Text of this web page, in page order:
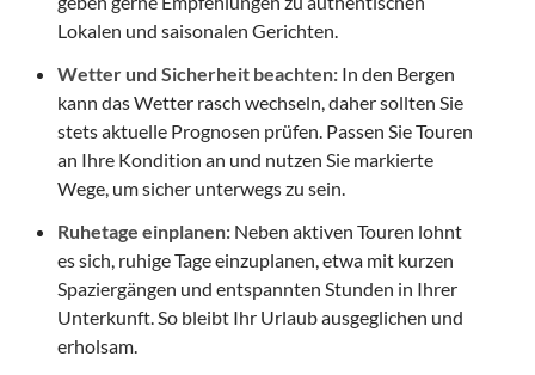
Lokalen und saisonalen Gerichten.
Wetter und Sicherheit beachten: In den Bergen
kann das Wetter rasch wechseln, daher sollten Sie
stets aktuelle Prognosen prüfen. Passen Sie Touren
an Ihre Kondition an und nutzen Sie markierte
Wege, um sicher unterwegs zu sein.
Ruhetage einplanen: Neben aktiven Touren lohnt
es sich, ruhige Tage einzuplanen, etwa mit kurzen
Spaziergängen und entspannten Stunden in Ihrer
Unterkunft. So bleibt Ihr Urlaub ausgeglichen und
erholsam.